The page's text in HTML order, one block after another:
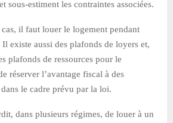
sous-estiment les contraintes associées.
il faut louer le logement pendant
existe aussi des plafonds de loyers et,
plafonds de ressources pour le
réserver l’avantage fiscal à des
le cadre prévu par la loi.
dans plusieurs régimes, de louer à un